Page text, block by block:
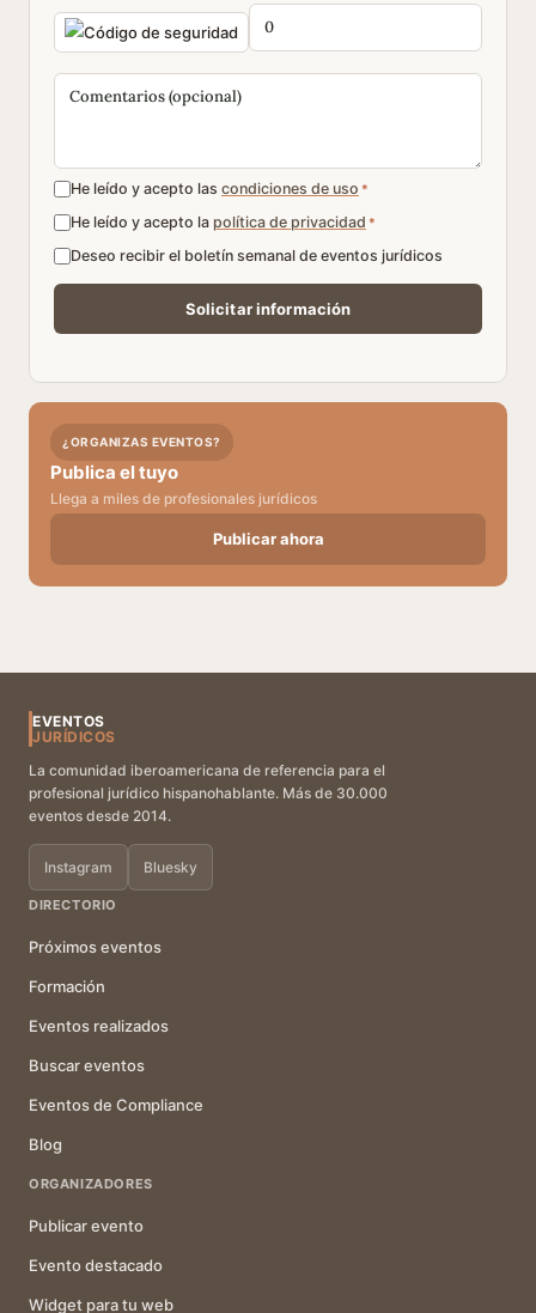
He leído y acepto las condiciones de uso *
He leído y acepto la política de privacidad *
Deseo recibir el boletín semanal de eventos jurídicos
¿ORGANIZAS EVENTOS?
Publica el tuyo
Llega a miles de profesionales jurídicos
Publicar ahora
EVENTOS
JURÍDICOS
La comunidad iberoamericana de referencia para el
profesional jurídico hispanohablante. Más de 30.000
eventos desde 2014.
Instagram Bluesky
DIRECTORIO
Próximos eventos
Formación
Eventos realizados
Buscar eventos
Eventos de Compliance
Blog
ORGANIZADORES
Publicar evento
Evento destacado
Widget para tu web